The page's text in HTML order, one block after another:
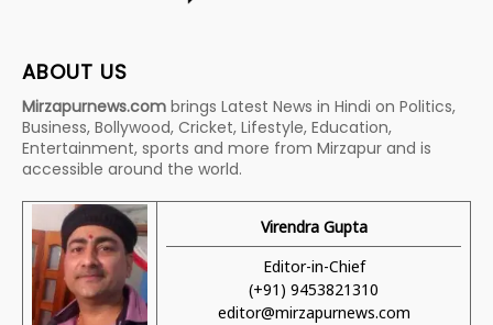
ABOUT US
Mirzapurnews.com brings Latest News in Hindi on Politics,
Business, Bollywood, Cricket, Lifestyle, Education,
Entertainment, sports and more from Mirzapur and is
accessible around the world.
Virendra Gupta
Editor-in-Chief
(+91) 9453821310
editor@mirzapurnews.com